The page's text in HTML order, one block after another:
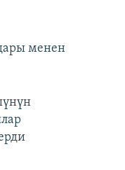
менен